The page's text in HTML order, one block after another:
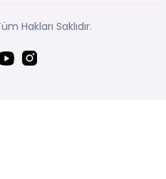
Hakları Saklıdır.
Instagram